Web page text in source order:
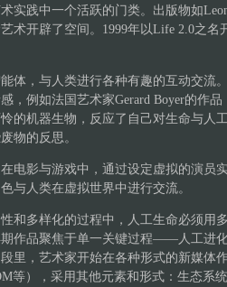
实践中一个活跃的门类。出版物如
术开辟了空间。1999年以Life 2.0之名
体，与人类进行各种有趣的互动交流
，例如法国艺术家Gerard Boyer的作品
的机器生物，反应了自己对生命与人
物的反思。
电影与游戏中，通过设定虚拟的演员
与人类在虚拟世界中进行交流。
和多样化的过程中，人工生命必须用
期作品聚焦于单一关键过程——人工进
里，艺术家开始在各种形式的新媒体
等），采用其他元素和形式：生态系